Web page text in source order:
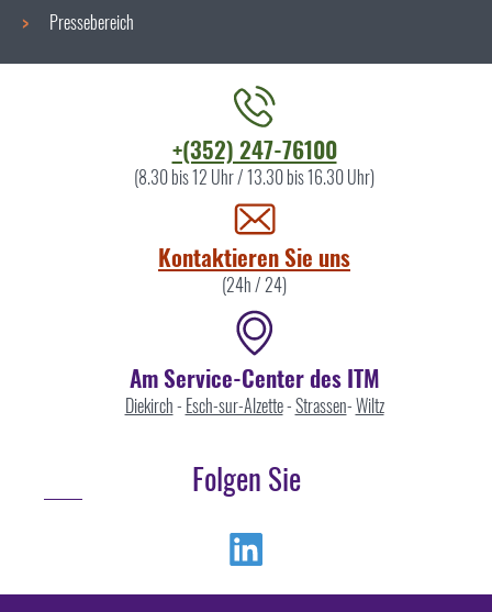
Pressebereich
+(352) 247-76100
(8.30 bis 12 Uhr / 13.30 bis 16.30 Uhr)
Kontaktieren Sie uns
(24h / 24)
Am Service-Center des ITM
Diekirch- Esch-sur-Alzette-Strassen-Wiltz
Folgen Sie